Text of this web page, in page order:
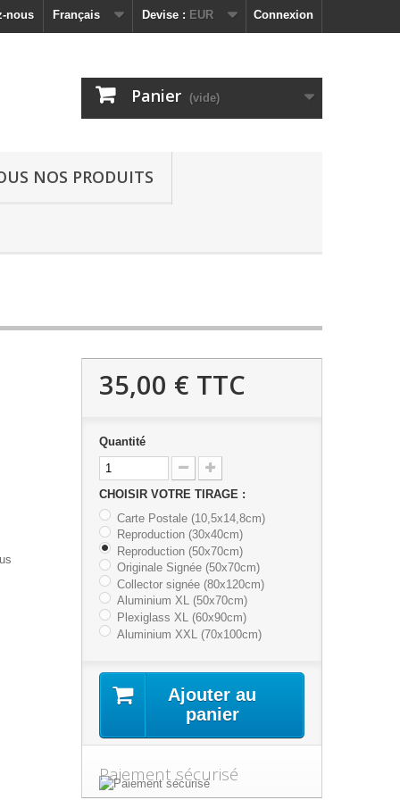
Connexion
Devise : EUR
Français
nous
Panier (vide)
NOS PRODUITS
35,00 € TTC
Quantité
CHOISIR VOTRE TIRAGE :
Carte Postale (10,5x14,8cm)
Reproduction (30x40cm)
Reproduction (50x70cm)
Originale Signée (50x70cm)
Collector signée (80x120cm)
Aluminium XL (50x70cm)
Plexiglass XL (60x90cm)
Aluminium XXL (70x100cm)
Ajouter au
panier
Paiement sécurisé